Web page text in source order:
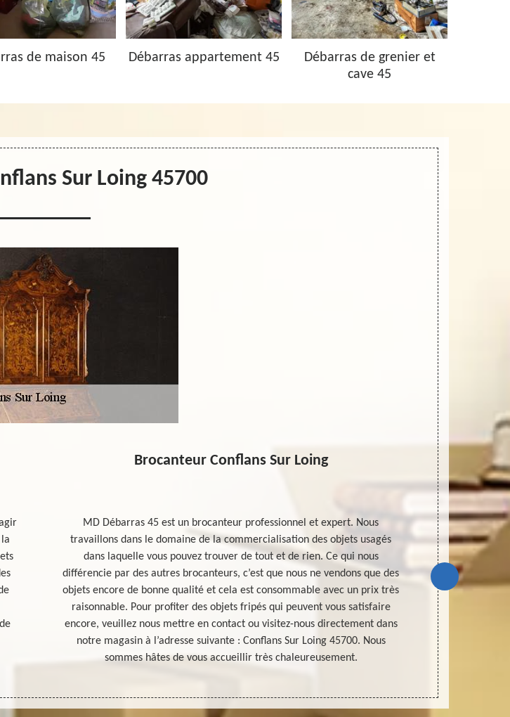
de maison 45 Débarras appartement 45
Débarras de grenier et
cave 45
Sur Loing 45700
Brocanteur Conflans Sur Loing
MD Débarras 45 est un brocanteur professionnel et expert. Nous
travaillons dans le domaine de la commercialisation des objets usagés
dans laquelle vous pouvez trouver de tout et de rien. Ce qui nous
différencie par des autres brocanteurs, c’est que nous ne vendons que des
objets encore de bonne qualité et cela est consommable avec un prix très
raisonnable. Pour profiter des objets fripés qui peuvent vous satisfaire
encore, veuillez nous mettre en contact ou visitez-nous directement dans
notre magasin à l’adresse suivante : Conflans Sur Loing 45700. Nous
sommes hâtes de vous accueillir très chaleureusement.
Chers
pensez à
Veuillez
brocanteur